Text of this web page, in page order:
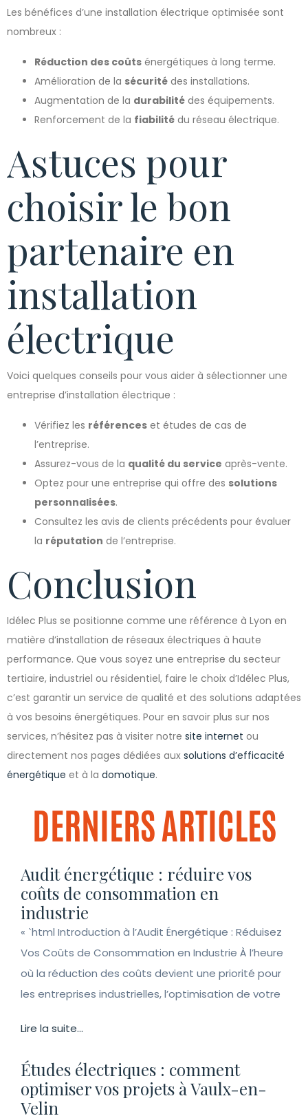
Les bénéfices d’une installation électrique optimisée sont
nombreux :
Réduction des coûts énergétiques à long terme.
Amélioration de la sécurité des installations.
Augmentation de la durabilité des équipements.
Renforcement de la fiabilité du réseau électrique.
Astuces pour
choisir le bon
partenaire en
installation
électrique
Voici quelques conseils pour vous aider à sélectionner une
entreprise d’installation électrique :
Vérifiez les références et études de cas de
l’entreprise.
Assurez-vous de la qualité du service après-vente.
Optez pour une entreprise qui offre des solutions
personnalisées.
Consultez les avis de clients précédents pour évaluer
la réputation de l’entreprise.
Conclusion
Idélec Plus se positionne comme une référence à Lyon en
matière d’installation de réseaux électriques à haute
performance. Que vous soyez une entreprise du secteur
tertiaire, industriel ou résidentiel, faire le choix d’Idélec Plus,
c’est garantir un service de qualité et des solutions adaptées
à vos besoins énergétiques. Pour en savoir plus sur nos
services, n’hésitez pas à visiter notre site internet ou
directement nos pages dédiées aux solutions d’efficacité
énergétique et à la domotique.
DERNIERS ARTICLES
Audit énergétique : réduire vos
coûts de consommation en
industrie
« `html Introduction à l’Audit Énergétique : Réduisez
Vos Coûts de Consommation en Industrie À l’heure
où la réduction des coûts devient une priorité pour
les entreprises industrielles, l’optimisation de votre
Lire la suite...
Études électriques : comment
optimiser vos projets à Vaulx-en-
Velin